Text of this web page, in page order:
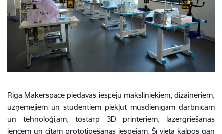
Riga Makerspace piedāvās iespēju māksliniekiem, dizaineriem,
uzņēmējiem un studentiem piekļūt mūsdienīgām darbnīcām
un tehnoloģijām, tostarp 3D printeriem, lāzergriešanas
ierīcēm un citām prototipēšanas iespējām. Šī vieta kalpos gan